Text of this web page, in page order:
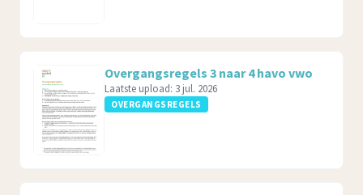
Overgangsregels 3 naar 4 havo vwo
Laatste upload: 3 jul. 2026
OVERGANGSREGELS